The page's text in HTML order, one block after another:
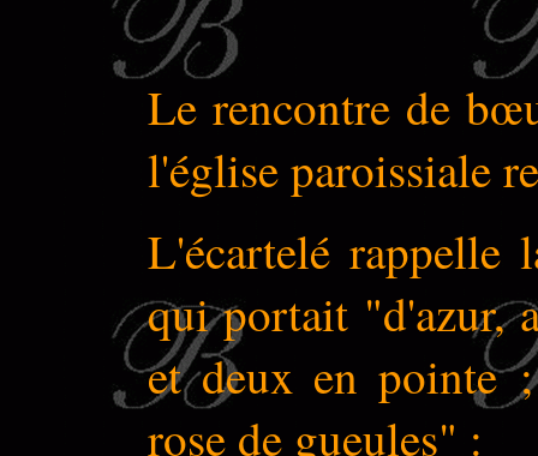
Le rencontre de
l'église paroissiale
L'écartelé
qui portait "d'azur,
et deux en pointe
rose de gueules" :